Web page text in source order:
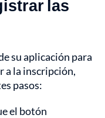
las
su aplicación para
a la inscripción,
pasos:
el botón